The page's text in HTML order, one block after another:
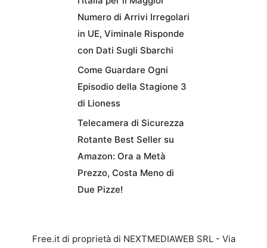
Numero di Arrivi Irregolari
in UE, Viminale Risponde
con Dati Sugli Sbarchi
Come Guardare Ogni
Episodio della Stagione 3
di Lioness
Telecamera di Sicurezza
Rotante Best Seller su
Amazon: Ora a Metà
Prezzo, Costa Meno di
Due Pizze!
Free.it di proprietà di NEXTMEDIAWEB SRL - Via